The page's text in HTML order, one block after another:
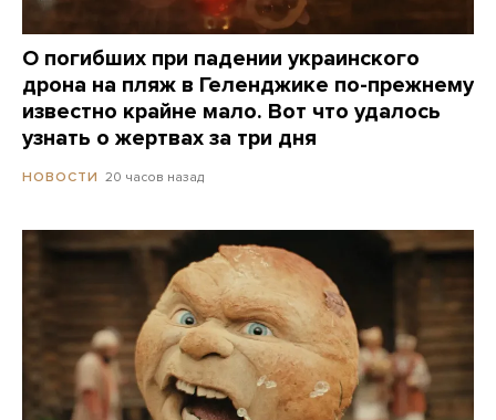
О погибших при падении украинского
дрона на пляж в Геленджике по-прежнему
известно крайне мало. Вот что удалось
узнать о жертвах за три дня
НОВОСТИ 20 часов назад